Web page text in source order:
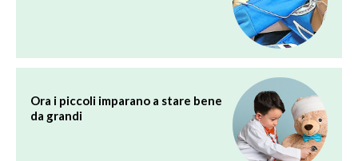
Ora i piccoli imparano a stare bene
da grandi